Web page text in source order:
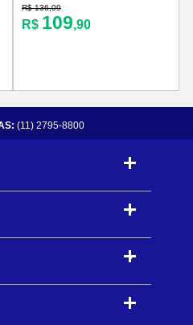
R$ 136,09
R$ 109,90
(11) 2795-8800
-
-